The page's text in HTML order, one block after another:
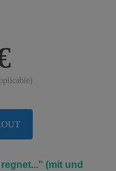
(mit und